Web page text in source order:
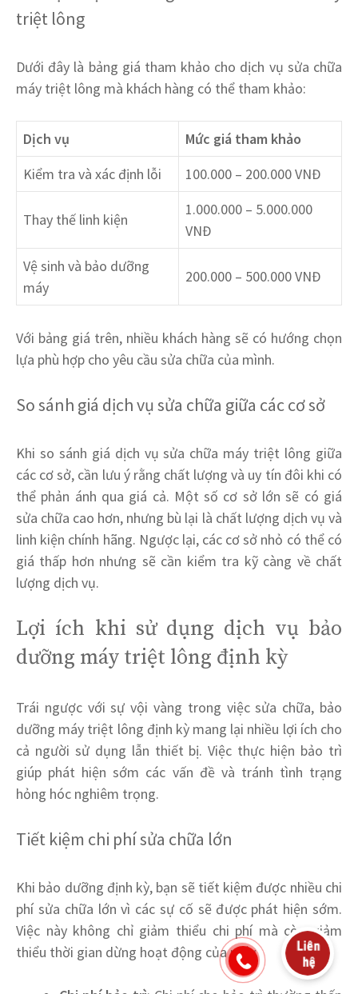
triệt lông
Dưới đây là bảng giá tham khảo cho dịch vụ sửa chữa
máy triệt lông mà khách hàng có thể tham khảo:
Dịch vụ
Mức giá tham khảo
Kiểm tra và xác định lỗi
100.000 – 200.000 VNĐ
Thay thế linh kiện
1.000.000 – 5.000.000
VNĐ
Vệ sinh và bảo dưỡng
máy
200.000 – 500.000 VNĐ
Với bảng giá trên, nhiều khách hàng sẽ có hướng chọn
lựa phù hợp cho yêu cầu sửa chữa của mình.
So sánh giá dịch vụ sửa chữa giữa các cơ sở
Khi so sánh giá dịch vụ sửa chữa máy triệt lông giữa
các cơ sở, cần lưu ý rằng chất lượng và uy tín đôi khi có
thể phản ánh qua giá cả. Một số cơ sở lớn sẽ có giá
sửa chữa cao hơn, nhưng bù lại là chất lượng dịch vụ và
linh kiện chính hãng. Ngược lại, các cơ sở nhỏ có thể có
giá thấp hơn nhưng sẽ cần kiểm tra kỹ càng về chất
lượng dịch vụ.
Lợi ích khi sử dụng dịch vụ bảo
dưỡng máy triệt lông định kỳ
Trái ngược với sự vội vàng trong việc sửa chữa, bảo
dưỡng máy triệt lông định kỳ mang lại nhiều lợi ích cho
cả người sử dụng lẫn thiết bị. Việc thực hiện bảo trì
giúp phát hiện sớm các vấn đề và tránh tình trạng
hỏng hóc nghiêm trọng.
Tiết kiệm chi phí sửa chữa lớn
Khi bảo dưỡng định kỳ, bạn sẽ tiết kiệm được nhiều chi
phí sửa chữa lớn vì các sự cố sẽ được phát hiện sớm.
Việc này không chỉ giảm thiểu chi phí mà còn giảm
thiểu thời gian dừng hoạt động của máy.